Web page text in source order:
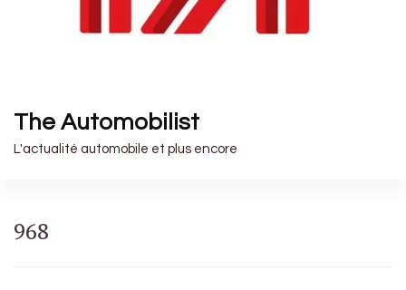
The Automobilist
L'actualité automobile et plus encore
968